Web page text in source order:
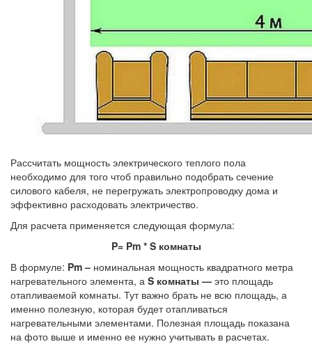
Рассчитать мощность электрического теплого пола
необходимо для того чтоб правильно подобрать сечение
силового кабеля, не перегружать электропроводку дома и
эффективно расходовать электричество.
Для расчета применяется следующая формула:
P= Pm * S комнаты
В формуле: Pm – номинальная мощность квадратного метра
нагревательного элемента, а S комнаты — это площадь
отапливаемой комнаты. Тут важно брать не всю площадь, а
именно полезную, которая будет отапливаться
нагревательными элементами. Полезная площадь показана
на фото выше и именно ее нужно учитывать в расчетах.